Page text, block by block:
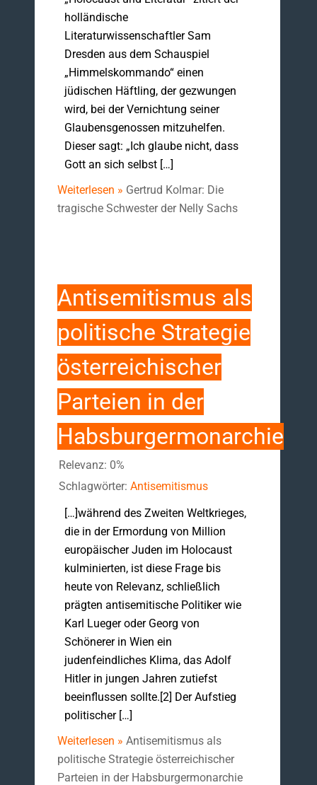
holländische
Literaturwissenschaftler Sam
Dresden aus dem Schauspiel
„Himmelskommando“ einen
jüdischen Häftling, der gezwungen
wird, bei der Vernichtung seiner
Glaubensgenossen mitzuhelfen.
Dieser sagt: „Ich glaube nicht, dass
Gott an sich selbst […]
Weiterlesen » Gertrud Kolmar: Die
tragische Schwester der Nelly Sachs
Antisemitismus als
politische Strategie
österreichischer
Parteien in der
Habsburgermonarchie
Relevanz: 0%
Schlagwörter: Antisemitismus
[…]während des Zweiten Weltkrieges,
die in der Ermordung von Million
europäischer Juden im Holocaust
kulminierten, ist diese Frage bis
heute von Relevanz, schließlich
prägten antisemitische Politiker wie
Karl Lueger oder Georg von
Schönerer in Wien ein
judenfeindliches Klima, das Adolf
Hitler in jungen Jahren zutiefst
beeinflussen sollte.[2] Der Aufstieg
politischer […]
Weiterlesen » Antisemitismus als
politische Strategie österreichischer
Parteien in der Habsburgermonarchie